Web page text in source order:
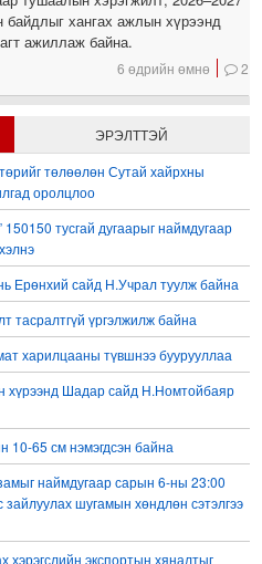
хангах ажлын хүрээнд
ажиллаж байна.
6 өдрийн өмнө 2
ЭРЭЛТТЭЙ
төлөөлөн Сутай хайрхны
оролцлоо
тусгай дугаарыг наймдугаар
Ерөнхий сайд Н.Учрал туулж байна
тасралтгүй үргэлжилж байна
харилцааны түвшнээ буурууллаа
хүрээнд Шадар сайд Н.Номтойбаяр
10-65 см нэмэгдсэн байна
наймдугаар сарын 6-ны 23:00
шугамын хөндлөн сэтэлгээ
хэрэгслийн экспортын хяналтыг